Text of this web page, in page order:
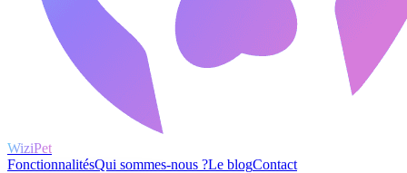
WiziPet
FonctionnalitésQui sommes-nous ?Le blogContact